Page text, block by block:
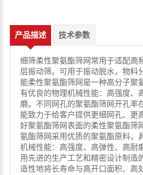
产品描述 技术参数
细筛柔性聚氨酯筛网常用于适配高
层振动筛。可用于振动脱水，物料
能柔性聚氨酯筛网是一种高分子聚
有优良的物理机械性能：高强度、
磨。不同网孔的聚氨酯筛网开孔率
能致力于给客户提供更细网孔、更
好聚氨酯筛网表面的柔性聚氨酯筛
氨酯筛网采用优质的聚氨酯原料，
机械性能：高强度、高弹性、高耐
用先进的生产工艺和精密设计制造
造性地将长寿命与高开口面积、高